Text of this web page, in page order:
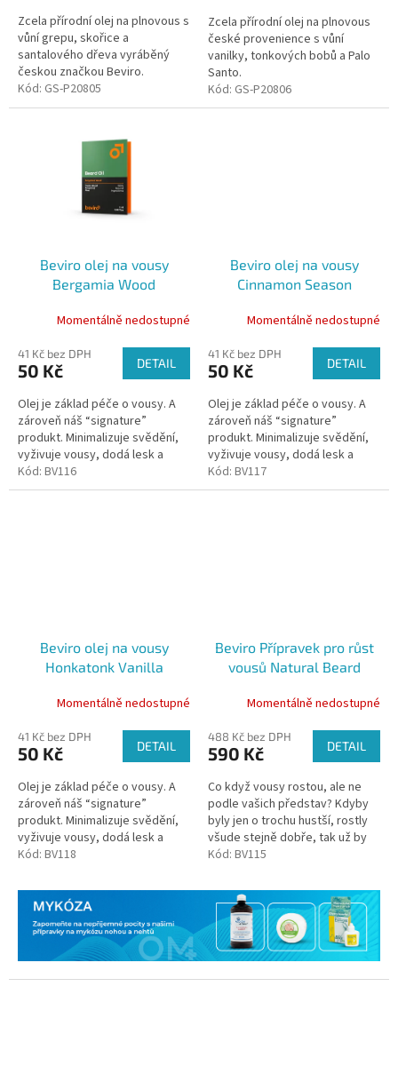
Zcela přírodní olej na plnovous s
vůní grepu, skořice a
santalového dřeva vyráběný
českou značkou Beviro.
Kód: GS-P20805
Zcela přírodní olej na plnovous
české provenience s vůní
vanilky, tonkových bobů a Palo
Santo.
Kód: GS-P20806
Beviro olej na vousy
Bergamia Wood
Momentálně nedostupné
41 Kč bez DPH
50 Kč DETAIL
Olej je základ péče o vousy. A
zároveň náš “signature”
produkt. Minimalizuje svědění,
vyživuje vousy, dodá lesk a
příjemně voní. Smíchali jsme v
něm 5 kvalitních olejů - rýžový,...
Kód: BV116
Beviro olej na vousy
Cinnamon Season
Momentálně nedostupné
41 Kč bez DPH
50 Kč DETAIL
Olej je základ péče o vousy. A
zároveň náš “signature”
produkt. Minimalizuje svědění,
vyživuje vousy, dodá lesk a
příjemně voní. Smíchali jsme v
něm 5 kvalitních olejů - rýžový,...
Kód: BV117
Beviro olej na vousy
Honkatonk Vanilla
Momentálně nedostupné
41 Kč bez DPH
50 Kč DETAIL
Olej je základ péče o vousy. A
zároveň náš “signature”
produkt. Minimalizuje svědění,
vyživuje vousy, dodá lesk a
příjemně voní. Smíchali jsme v
Kód: BV118
Beviro Přípravek pro růst
vousů Natural Beard
Momentálně nedostupné
488 Kč bez DPH
590 Kč DETAIL
Co když vousy rostou, ale ne
podle vašich představ? Kdyby
byly jen o trochu hustší, rostly
všude stejně dobře, tak už by
to bylo úplně ono.
Kód: BV115